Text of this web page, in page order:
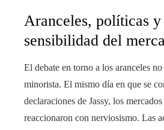
Aranceles, políticas
sensibilidad del
El debate en torno a los aranceles
minorista. El mismo día en que se
declaraciones de Jassy, los
reaccionaron con nerviosismo. Las